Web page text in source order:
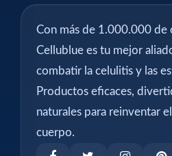
Con más de 1.000.000 de
Cellublue es tu mejor
combatir la celulitis y las
Productos eficaces,
naturales para reinventar
cuerpo.